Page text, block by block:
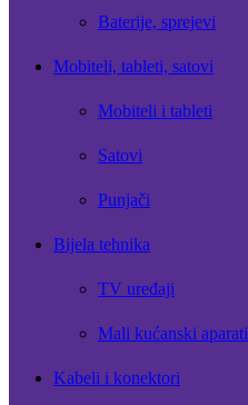
Baterije, sprejevi
Mobiteli, tableti, satovi
Mobiteli i tableti
Satovi
Punjači
Bijela tehnika
TV uređaji
Mali kućanski aparati
Kabeli i konektori